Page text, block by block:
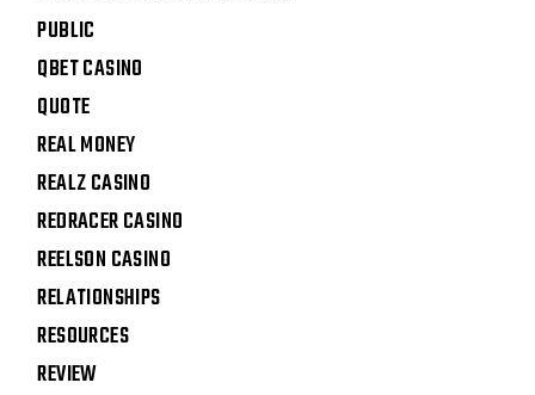
PUBLIC
QBET CASINO
QUOTE
REAL MONEY
REALZ CASINO
REDRACER CASINO
REELSON CASINO
RELATIONSHIPS
RESOURCES
REVIEW